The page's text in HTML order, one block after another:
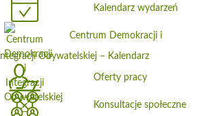
Kalendarz wydarzeń
Centrum Demokracji i
Integracji Obywatelskiej – Kalendarz
Oferty pracy
Konsultacje społeczne